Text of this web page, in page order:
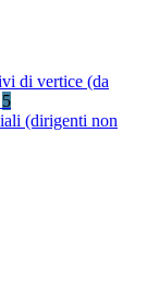
di vertice (da
5
(dirigenti non